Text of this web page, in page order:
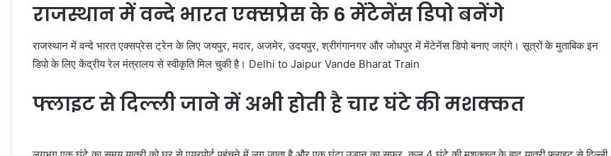
राजस्थान में वन्दे भारत एक्सप्रेस के 6 मेंटेनेंस डिपो बनेंगे
राजस्थान में वन्दे भारत एक्सप्रेस ट्रेन के लिए जयपुर, मदार, अजमेर, उदयपुर, श्रीगंगानगर और जोधपुर में मेंटेनेंस डिपो बनाए जाएंगे। सूत्रों के मुताबिक इन
डिपो के लिए केंद्रीय रेल मंत्रालय से स्वीकृति मिल चुकी है। Delhi to Jaipur Vande Bharat Train
फ्लाइट से दिल्ली जाने में अभी होती है चार घंटे की मशक्कत